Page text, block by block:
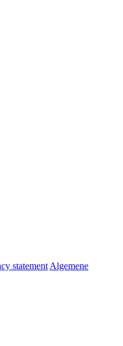
statement Algemene